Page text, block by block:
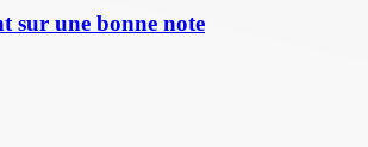
sur une bonne note